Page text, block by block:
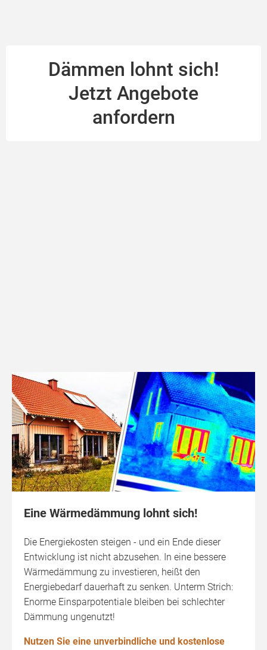
Dämmen lohnt sich!
Jetzt Angebote
anfordern
Eine Wärmedämmung lohnt sich!
Die Energiekosten steigen - und ein Ende dieser
Entwicklung ist nicht abzusehen. In eine bessere
Wärmedämmung zu investieren, heißt den
Energiebedarf dauerhaft zu senken. Unterm Strich:
Enorme Einsparpotentiale bleiben bei schlechter
Dämmung ungenutzt!
Nutzen Sie eine unverbindliche und kostenlose